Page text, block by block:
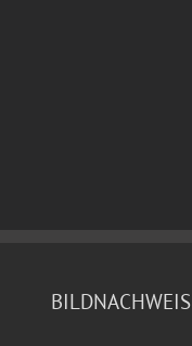
BILDNACHWEIS